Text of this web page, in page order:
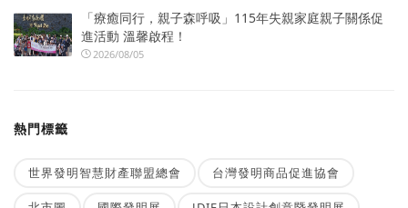
「療癒同行，親子森呼吸」115年失親家庭親子關係促
進活動 溫馨啟程！
2026/08/05
熱門標籤
世界發明智慧財產聯盟總會 台灣發明商品促進協會